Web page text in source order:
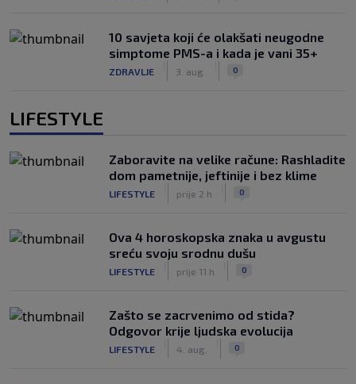
10 savjeta koji će olakšati neugodne
simptome PMS-a i kada je vani 35+
ZDRAVLJE 3. aug. 0
LIFESTYLE
Zaboravite na velike račune: Rashladite
dom pametnije, jeftinije i bez klime
LIFESTYLE prije 2 h 0
Ova 4 horoskopska znaka u avgustu
sreću svoju srodnu dušu
LIFESTYLE prije 11 h 0
Zašto se zacrvenimo od stida?
Odgovor krije ljudska evolucija
LIFESTYLE 4. aug. 0